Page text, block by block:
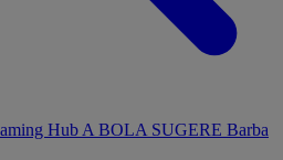
Hub A BOLA SUGERE Barba